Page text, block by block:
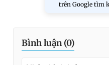
trên Google tìm
Bình luận (0)